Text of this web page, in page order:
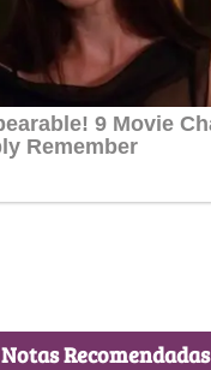
Notas Recomendadas